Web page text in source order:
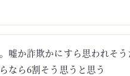
嘘か詐欺かにすら思われそう
なら6割そう思うと思う